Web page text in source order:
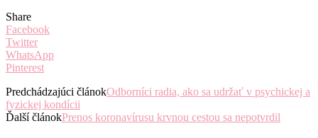
Share
Facebook
Twitter
WhatsApp
Pinterest
Predchádzajúci článokOdborníci radia, ako sa udržať v psychickej a
fyzickej kondícii
Ďalší článokPrenos koronavírusu krvnou cestou sa nepotvrdil